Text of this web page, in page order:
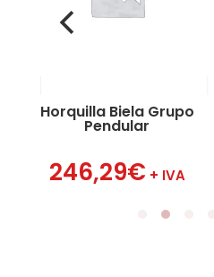
Horquilla Biela Grupo
Pendular
246,29€ + IVA